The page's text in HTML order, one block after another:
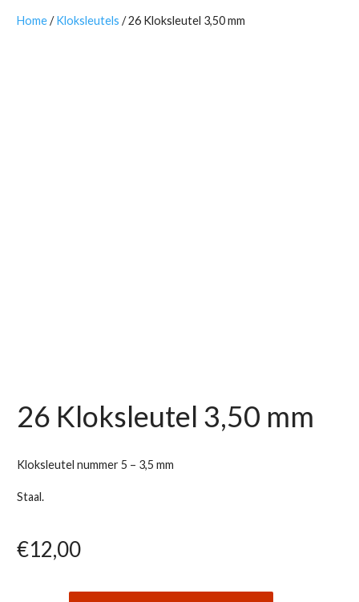
Home/Kloksleutels / 26 Kloksleutel 3,50 mm
26 Kloksleutel 3,50 mm
Kloksleutel nummer 5 – 3,5 mm
Staal.
€12,00